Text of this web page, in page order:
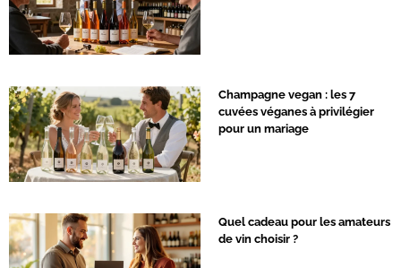
Champagne vegan : les 7
cuvées véganes à privilégier
pour un mariage
Quel cadeau pour les amateurs
de vin choisir ?